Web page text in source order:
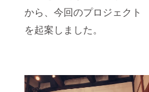
から、今回のプロジェクト
を起案しました。